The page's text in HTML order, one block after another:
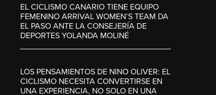
EL CICLISMO CANARIO TIENE EQUIPO
FEMENINO ARRIVAL WOMEN’S TEAM DA
EL PASO ANTE LA CONSEJERÍA DE
DEPORTES YOLANDA MOLINÉ
LOS PENSAMIENTOS DE NINO OLIVER: EL
CICLISMO NECESITA CONVERTIRSE EN
UNA EXPERIENCIA, NO SOLO EN UNA